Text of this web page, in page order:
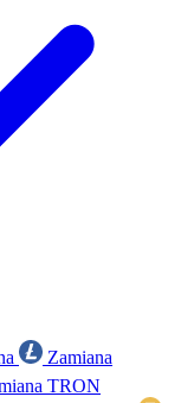
Zamiana
TRON